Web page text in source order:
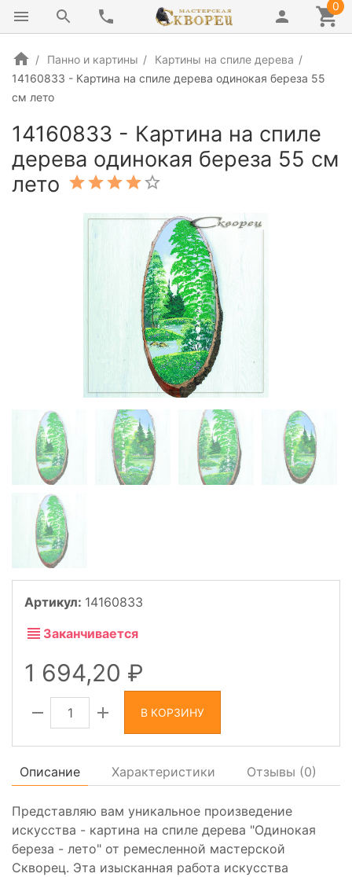
0
Панно и картины
Картины на спиле дерева
14160833 - Картина на спиле дерева одинокая береза 55
см лето
14160833 - Картина на спиле
дерева одинокая береза 55 см
лето
Артикул: 14160833
Заканчивается
1 694,20
В КОРЗИНУ
Описание Характеристики Отзывы (0)
Представляю вам уникальное произведение
искусства - картина на спиле дерева "Одинокая
береза - лето" от ремесленной мастерской
Скворец. Эта изысканная работа искусства